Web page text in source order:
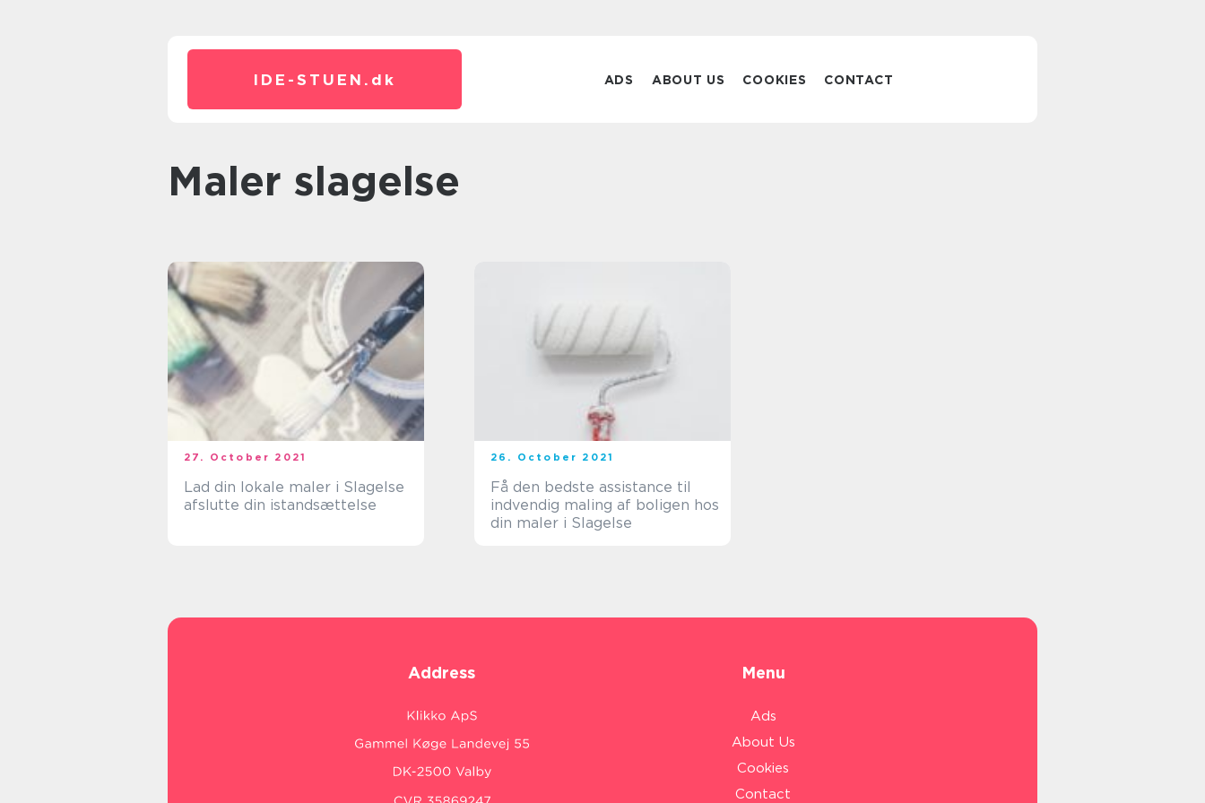
IDE-STUEN. dk ADS ABOUT US COOKIES CONTACT
maler slagelse
27. October 2021
Lad din lokale maler i Slagelse
afslutte din istandsættelse
26. October 2021
Få den bedste assistance til
indvendig maling af boligen hos
din maler i Slagelse
Address Menu
Ads
About Us
Cookies
Contact